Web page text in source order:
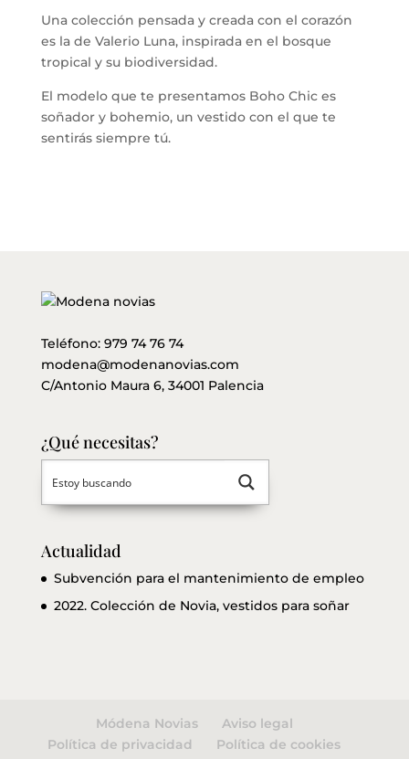
Una colección pensada y creada con el corazón
es la de Valerio Luna, inspirada en el bosque
tropical y su biodiversidad.
El modelo que te presentamos Boho Chic es
soñador y bohemio, un vestido con el que te
sentirás siempre tú.
Teléfono: 979 74 76 74
modena@modenanovias.com
C/Antonio Maura 6, 34001 Palencia
¿Qué necesitas?
Actualidad
Subvención para el mantenimiento de empleo
2022. Colección de Novia, vestidos para soñar
Módena Novias
Aviso legal
Política de privacidad
Política de cookies